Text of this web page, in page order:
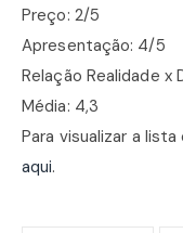
Preço: 2/5
Apresentação: 4/5
Relação Realidade x
Média: 4,3
Para visualizar a
aqui.